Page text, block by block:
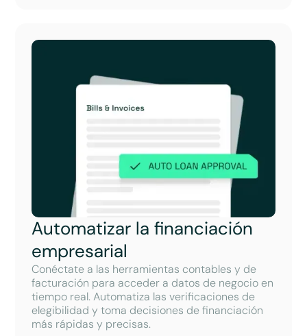
Automatizar la financiación
empresarial
Conéctate a las herramientas contables y de
facturación para acceder a datos de negocio en
tiempo real. Automatiza las verificaciones de
elegibilidad y toma decisiones de financiación
más rápidas y precisas.